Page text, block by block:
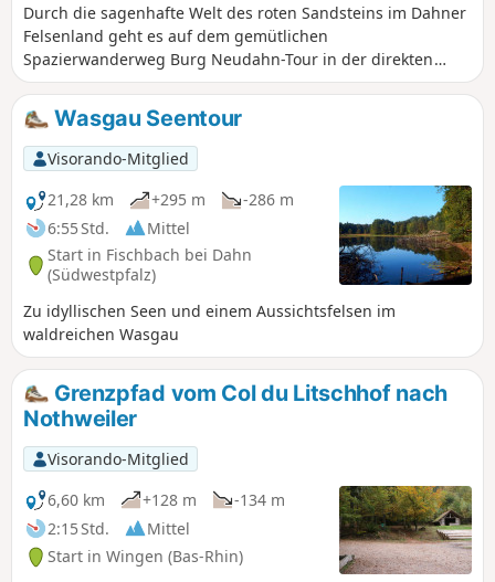
Durch die sagenhafte Welt des roten Sandsteins im Dahner
Felsenland geht es auf dem gemütlichen
Spazierwanderweg Burg Neudahn-Tour in der direkten
Umgebung von Dahn. Spannende Aussichten wechseln mit
skurrilen Felsformationen mit Namen wie Hexenpilz oder
Satansbrocken ab. Zu den Highlights zählen sicherlich nicht
nur die Burgruine Neudahn, nach der der Rundweg
benannt ist, sondern auch das spektakuläre Felsentor,
durch das der Weg hinab ins Moosbachtal führt.
Wasgau Seentour
Visorando-Mitglied
21,28 km
+295 m
-286 m
6:55 Std.
Mittel
Start in Fischbach bei Dahn
(Südwestpfalz)
Zu idyllischen Seen und einem Aussichtsfelsen im
waldreichen Wasgau
Grenzpfad vom Col du Litschhof nach
Nothweiler
Visorando-Mitglied
6,60 km
+128 m
-134 m
2:15 Std.
Mittel
Start in Wingen (Bas-Rhin)